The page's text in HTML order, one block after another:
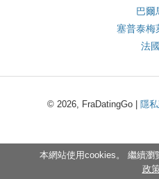
巴爾
塞普泰梅
法國
© 2026, FraDatingGo | 隱
本網站使用cookies。 繼續瀏
政